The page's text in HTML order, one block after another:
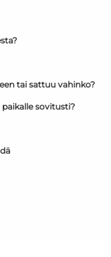
tai sattuu vahinko?
paikalle sovitusti?